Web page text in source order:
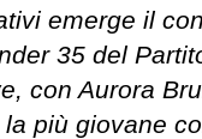
emerge il
35 del
con Aurora
più giovane